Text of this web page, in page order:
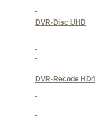
DVR-Disc UHD
DVR-Recode HD4